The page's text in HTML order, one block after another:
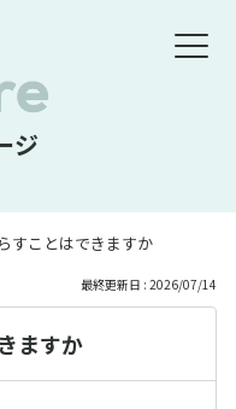
ジ
すことはできますか
最終更新日 : 2026/07/14
ますか